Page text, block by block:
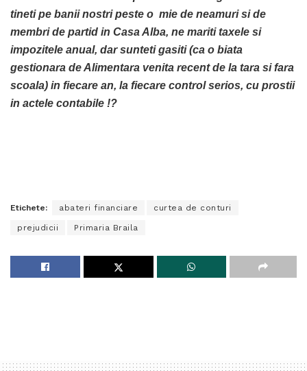
tineti pe banii nostri peste o mie de neamuri si de
membri de partid in Casa Alba, ne mariti taxele si
impozitele anual, dar sunteti gasiti (ca o biata
gestionara de Alimentara venita recent de la tara si fara
scoala) in fiecare an, la fiecare control serios, cu prostii
in actele contabile !?
Etichete: abateri financiare curtea de conturi
prejudicii Primaria Braila